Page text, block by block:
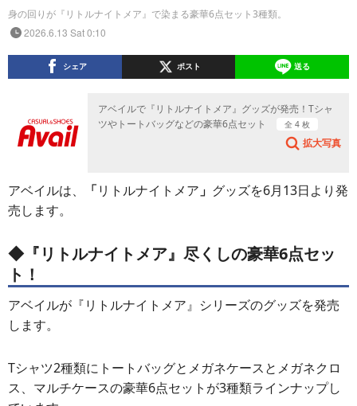
身の回りが『リトルナイトメア』で染まる豪華6点セット3種類。
2026.6.13 Sat 0:10
シェア ポスト 送る
アベイルで『リトルナイトメア』グッズが発売！Tシャ
ツやトートバッグなどの豪華6点セット
全 4 枚
拡大写真
アベイルは、 「リトルナイトメア 」 グッズを6月13日より発
売します。
◆『リトルナイトメア』尽くしの豪華6点セッ
ト！
アベイルが『リトルナイトメア』シリーズのグッズを発売
します。
Tシャツ2種類にトートバッグとメガネケースとメガネクロ
ス、マルチケースの豪華6点セットが3種類ラインナップし